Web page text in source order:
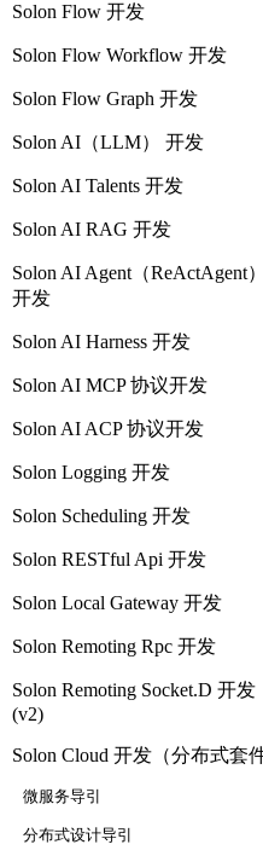
Solon Flow 开发
Solon Flow Workflow 开发
Solon Flow Graph 开发
Solon AI（LLM） 开发
Solon AI Talents 开发
Solon AI RAG 开发
Solon AI Agent（ReActAgent）
开发
Solon AI Harness 开发
Solon AI MCP 协议开发
Solon AI ACP 协议开发
Solon Logging 开发
Solon Scheduling 开发
Solon RESTful Api 开发
Solon Local Gateway 开发
Solon Remoting Rpc 开发
Solon Remoting Socket.D 开发
(v2)
Solon Cloud 开发（分布式套件
微服务导引
分布式设计导引